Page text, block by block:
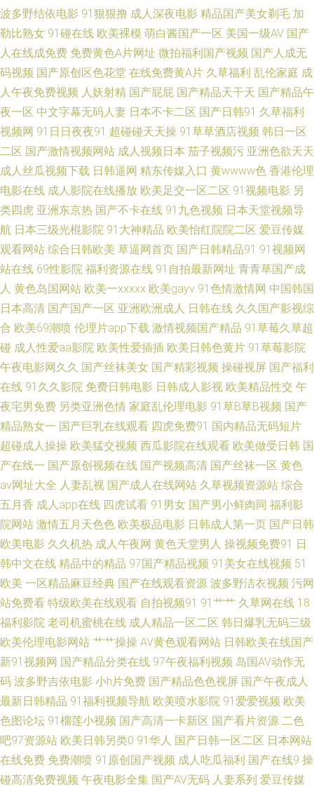
免费观看 中文字幕海角 日韩另类视屏 国产精品在线1 91黑料官网 91茄子有
限公司 亚洲天堂免费AV 久久五月天丁香网 avtt草草草 亚国国产线路卡一 男
人天堂网站在线观看 成人1024视频 91白虎丝袜萝莉 欧美日韩第一色 精品无
码a∨福利网 91网站免费 四虎精品免费在线观看 九草九在线 91制片网 亚洲
入人妻 久久一区 91在线观看国产视频 影音先锋资源站婷婷 婷婷五月福利 久
草网精品在线 97视频欧美 51黑料福利社 日韩理论在线 国产熟女日逼视频一
区 91视额 午夜传媒 久久国产欧洲 福利视频91 91妻骚逼网站 四虎成人影视
大全 国内精品久久88 成人网站307bCC 91蝌蚪国产 日韩欧美性爱99 国产精
品久久又又 97午夜精品福利影院 91va成人 人人操人人舔国产 国产福利91p
91性色网 亚洲三级网络黄色片 九九热毛茸茸 99人人干 一区二区不卡国产 香
蕉视频黄污在线观看 欧美高清在线视频 不卡人Av 91传媒视频再现观看 天天
干天天做 九一福利 91在线网址 尤物强操 婷婷五月天女人图 久久精品一本
国产91在线视频 91日韩永久 夜间五月天AV 日韩成人精品网站 韩国AA毛片
线 午夜福利国产视频一区 九色91蝌蚪少妇 99久久高清国产 影音先锋性爱aV
激情都市瑟瑟瑟 九一香蕉视频撸啊撸 国产滴91页 阿V视频免费播放在线
91com在线 色欧美影网站 老司机精品福利院 国产久久精品性爱视频 A片资
源吧首页 www91传媒 91黄色网入口站 久久精品久久国产 国际最新3G国产
视频 91资源网址在线观看 91成人摄影 丝腿打炮 九色社区 欧美一级色片儿
九一茄子免费 成人网在线观看 91视频精品视频 91爱啪啪 日本a区 精品日韩
97中文香蕉 91vv免费视频 日韩成人网站 国产精品分类 国产黑丝视频 国产精
品白丝成人在线 欧美h版成人精品 91在线视频免费观看 91桃色视频在线 婷
波多野结依电影 91狠狠撸 成人深夜电影 精品国产美女剃毛 加
勒比熟女 91碰在线 欧美裸模 萌白酱国产一区 美国一级AV 国产
人在线成免费 免费黄色A片网址 微拍福利国产视频 国产人成无
码视频 国产原创区色花堂 在线免费黄A片 久草福利 乱伦家庭 成
人午夜免费视频 人妖射精 国产屁屁 国产精品天干天 国产精品午
夜一区 中文字幕无码人妻 日本不卡二区 国产日韩91 久草福利
视频网 91日日夜夜91 超碰碰天天操 91草草酒店视频 韩日一区
二区 国产激情视频网站 成人视频日本 茄子视频污 亚洲色欲天天
成人丝瓜视频下载 日韩逼网 精东传媒入口 黄wwww色 香港伦理
电影在线 成人影院在线播放 欧美足交一区二区 91视频电影 另
类四虎 亚洲东京热 国产不卡在线 91九色视频 日本天堂视频导
航 日本三级光棍影院 91大神精品 欧美怡红院院二区 爱豆传媒
观看网站 综合日韩欧美 草逼网首页 国产日韩精品91 91视频网
站在线 69性影院 福利资源在线 91自拍最新网址 青青草国产成
人 黄色岛国网站 欧美一xxxxx 欧美gayv 91色情激情网 中国韩国
日本高清 国产国产一区 亚洲欧洲成人 日韩在线 久久国产影视综
合 欧美69潮喷 伦理片app下载 激情视频国产精品 91草莓久草超
碰 成人性爱aa影院 欧美性爱插插 欧美日韩色黄片 91草莓影院
午夜电影网久久 国产丝袜美女 国产精彩视频 操碰视屏 国产福利
在线 91久久影院 免费日韩电影 日韩成人影视 欧美精品性交 午
夜宅男免费 另类亚洲色情 家庭乱伦理电影 91草B草B视频 国产
精品熟女一 国产巨乳在线观看 四虎免费91 国内精品无码短片
超碰成人操操 欧美猛交视频 西瓜影院在线观看 欧美做受日韩 国
产在线一 国产原创视频在线 国产视频高清 国产丝袜一区 黄色
av网址大全 人妻乱视 国产成人在线网站 久草视频资源站 综合
五月香 成人app在线 四虎试看 91男女 国产男小鲜肉同 福利影
院网站 激情五月天色色 欧美极品电影 日韩成人第一页 国产日韩
欧美电影 久久机热 成人午夜网 黄色天堂男人 操视频免费91 日
韩中文在线 精品中的精品 97国产精品视频 91美女在线视频 51
欧美 一区精品麻豆经典 国产在线观看资源 波多野洁衣视频 污网
站免费看 特级欧美在线观看 自拍视频91 91艹艹 久草网在线 18
福利影院 老司机蜜桃在线 成人精品一区二区 韩日爆乳无码三级
欧美伦理电影网站 艹艹操操 AV黄色观看网站 日韩欧美在线国产
新91视频网 国产精品分类在线 97午夜福利视频 岛国AV动作无
码 波多野吉依电影 小h片免费 国产精品色色视屏 国产午夜成人
最新日韩精品 91福利视频导航 欧美喷水影院 91爱爱视频 欧美
色图论坛 91榴莲小视频 国产高清一卡新区 国产看片资源 二色
吧97资源站 欧美日韩另类0 91华人 国产日韩一区二区 日本网站
在线免费 免费潮喷 91原创国产视频 成人吃瓜福利 国产在线9 操
碰高清免费视频 午夜电影全集 国产AV无码 人妻系列 爱豆传媒